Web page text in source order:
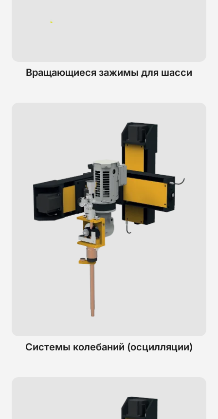
Вращающиеся зажимы для шасси
Системы колебаний (осцилляции)